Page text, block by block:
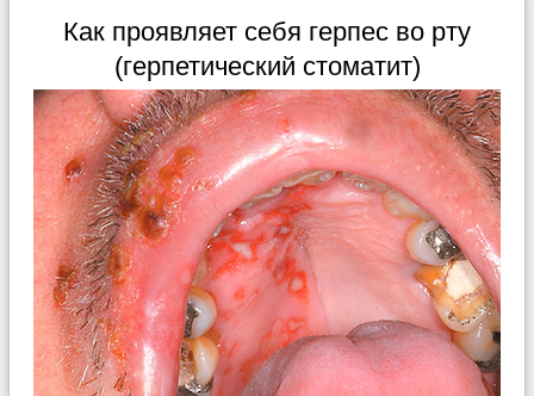
Как проявляет себя герпес во рту
(герпетический стоматит)